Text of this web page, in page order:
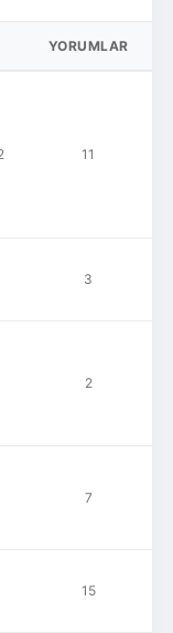
YORUMLAR
11
3
2
7
15